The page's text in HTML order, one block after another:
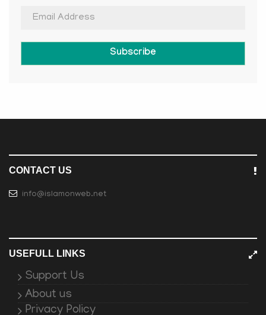
Subscribe
CONTACT US
info@islamonweb.net
USEFULL LINKS
Support Us
About us
Privacy Policy